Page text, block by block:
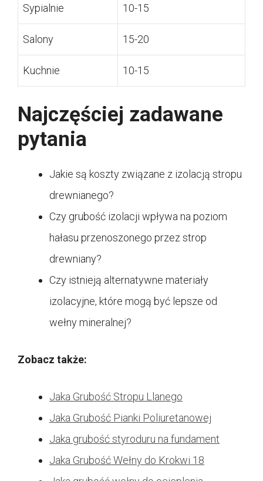
Sypialnie 10-15
Salony 15-20
Kuchnie 10-15
Najczęściej zadawane
pytania
Jakie są koszty związane z izolacją stropu
drewnianego?
Czy grubość izolacji wpływa na poziom
hałasu przenoszonego przez strop
drewniany?
Czy istnieją alternatywne materiały
izolacyjne, które mogą być lepsze od
wełny mineralnej?
Zobacz także:
Jaka Grubość Stropu Llanego
Jaka Grubość Pianki Poliuretanowej
Jaka grubość styroduru na fundament
Jaka Grubość Wełny do Krokwi 18